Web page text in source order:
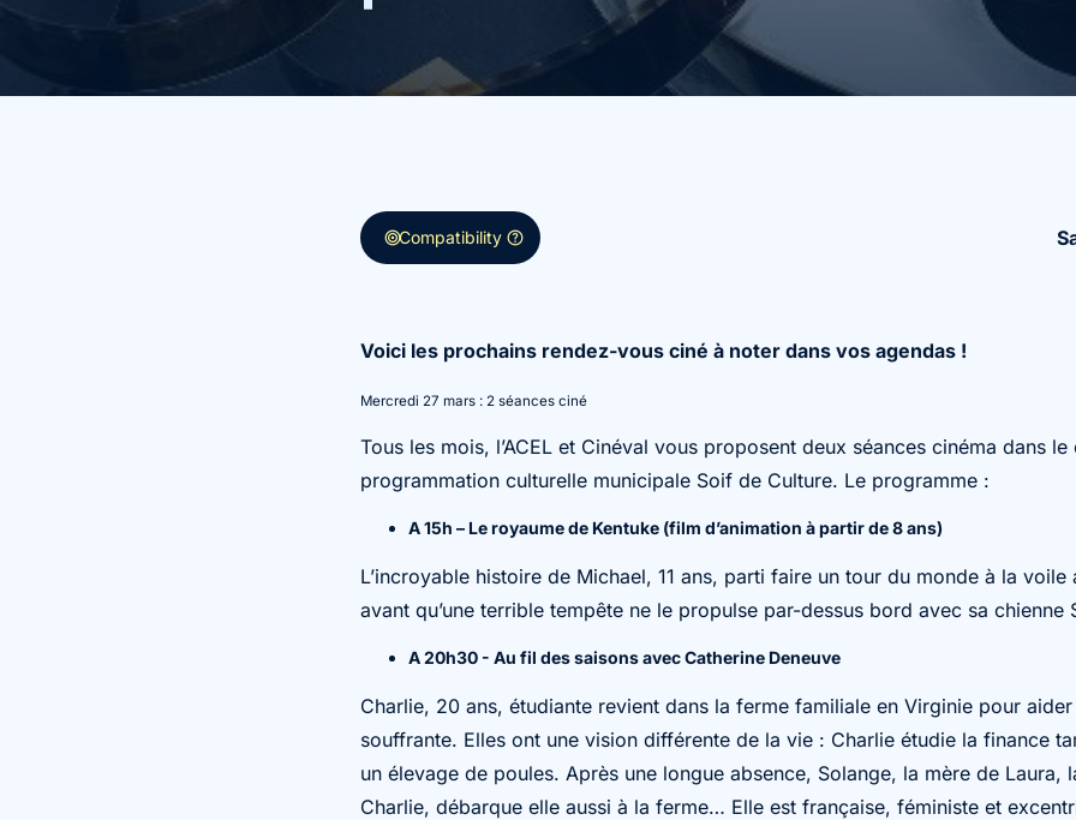
targetCompatibility help
Voici les prochains rendez-vous ciné à noter dans vos agendas !
Mercredi 27 mars : 2 séances ciné
Tous les mois, l’ACEL et Cinéval vous proposent deux séances cinéma dans le
programmation culturelle municipale Soif de Culture. Le programme :
A 15h – Le royaume de Kentuke (film d’animation à partir de 8 ans)
L’incroyable histoire de Michael, 11 ans, parti faire un tour du monde à la voile
avant qu’une terrible tempête ne le propulse par-dessus bord avec sa chienne
A 20h30 - Au fil des saisons avec Catherine Deneuve
Charlie, 20 ans, étudiante revient dans la ferme familiale en Virginie pour
souffrante. Elles ont une vision différente de la vie : Charlie étudie la finance
un élevage de poules. Après une longue absence, Solange, la mère de Laura,
Charlie, débarque elle aussi à la ferme… Elle est française, féministe et